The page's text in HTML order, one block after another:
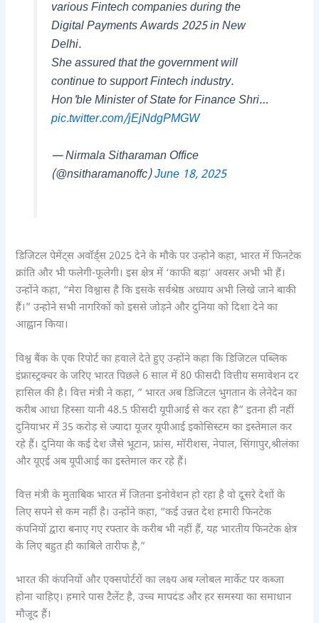
various Fintech companies during the
Digital Payments Awards 2025 in New
Delhi.
She assured that the government will
continue to support Fintech industry.
Hon'ble Minister of State for Finance Shri…
pic.twitter.com/jEjNdgPMGW
— Nirmala Sitharaman Office
(@nsitharamanoffc)June 18, 2025
डिजिटल पेमेंट्स अवॉर्ड्स 2025 देने के मौके पर उन्होने कहा, भारत में फिनटेक
क्रांति और भी फलेगी-फूलेगी। इस क्षेत्र में ‘काफी बड़ा’ अवसर अभी भी हैं।
उन्होंने कहा, “मेरा विश्वास है कि इसके सर्वश्रेष्ठ अध्याय अभी लिखे जाने बाकी
हैं।” उन्होने सभी नागरिकों को इससे जोड़ने और दुनिया को दिशा देने का
आह्वान किया।
विश्व बैंक के एक रिपोर्ट का हवाले देते हुए उन्होंने कहा कि डिजिटल पब्लिक
इंफ्रास्ट्रक्चर के जरिए भारत पिछले 6 साल में 80 फीसदी वित्तीय समावेशन दर
हासिल की है। वित्त मंत्री ने कहा, ” भारत अब डिजिटल भुगतान के लेनेदेन का
करीब आधा हिस्सा यानी 48.5 फीसदी यूपीआई से कर रहा है” इतना ही नहीं
दुनियाभर में 35 करोड़ से ज्यादा यूजर यूपीआई इकोसिस्टम का इस्तेमाल कर
रहे हैं। दुनिया के कई देश जैसे भूटान, फ्रांस, मॉरीशस, नेपाल, सिंगापुर,श्रीलंका
और यूएई अब यूपीआई का इस्तेमाल कर रहे हैं।
वित्त मंत्री के मुताबिक भारत में जितना इनोवेशन हो रहा है वो दूसरे देशों के
लिए सपने से कम नहीं है। उन्होंने कहा, “कई उन्नत देश हमारी फिनटेक
कंपनियों द्वारा बनाए गए रफ्तार के करीब भी नहीं हैं, यह भारतीय फिनटेक क्षेत्र
के लिए बहुत ही काबिले तारीफ है,”
भारत की कंपनियों और एक्सपोर्टरों का लक्ष्य अब ग्लोबल मार्केट पर कब्जा
होना चाहिए। हमारे पास टैलेंट है, उच्च मापदंड और हर समस्या का समाधान
मौजूद हैं।